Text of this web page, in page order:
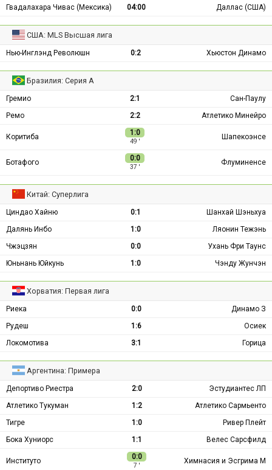
Гвадалахара Чивас (Мексика) 04:00 Даллас (США)
США: MLS Высшая лига
Нью-Инглэнд Революшн 0:2 Хьюстон Динамо
Бразилия: Серия А
Гремио 2:1
Сан-Паулу
Ремо
2:2 Атлетико Минейро
Коритиба 1:0
49 ′
Шапекоэнсе
Ботафого 0:0
37 ′
Флуминенсе
Китай: Суперлига
Циндао Хайню 0:1
Шанхай Шэньхуа
Далянь Инбо
1:0
Ляонин Тежэнь
Чжэцзян
0:0
Ухань Фри Таунс
Юньнань Юйкунь
1:0 Чэнду Жунчэн
Хорватия: Первая лига
Риека 0:0
Динамо З
Рудеш
1:6
Осиек
Локомотива
3:1 Горица
Аргентина: Примера
Депортиво Риестра 2:0
Эстудиантес ЛП
Атлетико Тукуман
1:2
Атлетико Сармьенто
Тигре
1:0
Ривер Плейт
Бока Хуниорс
1:1 Велес Сарсфилд
Институто 0:0
7 ′
Химнасия и Эсгрима М